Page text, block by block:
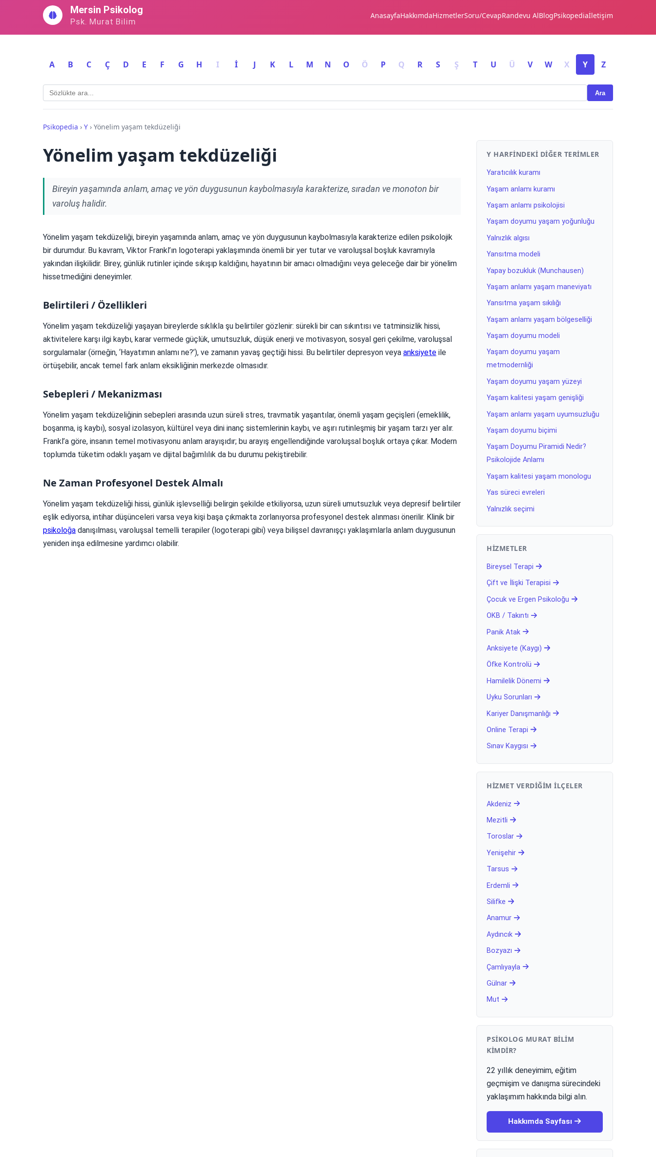
Mersin Psikolog
Psk. Murat Bilim
AnasayfaHakkımdaHizmetlerSoru/CevapRandevu AlBlogPsikopediaİletişim
A B C Ç D E F G H I İ J K L M N O Ö P Q R S Ş T U Ü V W X Y Z
Ara
Psikopedia › Y › Yönelim yaşam tekdüzeliği
Yönelim yaşam tekdüzeliği
Bireyin yaşamında anlam, amaç ve yön duygusunun kaybolmasıyla karakterize, sıradan ve monoton bir
varoluş halidir.
Yönelim yaşam tekdüzeliği, bireyin yaşamında anlam, amaç ve yön duygusunun kaybolmasıyla karakterize edilen psikolojik
bir durumdur. Bu kavram, Viktor Frankl’ın logoterapi yaklaşımında önemli bir yer tutar ve varoluşsal boşluk kavramıyla
yakından ilişkilidir. Birey, günlük rutinler içinde sıkışıp kaldığını, hayatının bir amacı olmadığını veya geleceğe dair bir yönelim
hissetmediğini deneyimler.
Belirtileri / Özellikleri
Yönelim yaşam tekdüzeliği yaşayan bireylerde sıklıkla şu belirtiler gözlenir: sürekli bir can sıkıntısı ve tatminsizlik hissi,
aktivitelere karşı ilgi kaybı, karar vermede güçlük, umutsuzluk, düşük enerji ve motivasyon, sosyal geri çekilme, varoluşsal
sorgulamalar (örneğin, ‘Hayatımın anlamı ne?’), ve zamanın yavaş geçtiği hissi. Bu belirtiler depresyon veya anksiyete ile
örtüşebilir, ancak temel fark anlam eksikliğinin merkezde olmasıdır.
Sebepleri / Mekanizması
Yönelim yaşam tekdüzeliğinin sebepleri arasında uzun süreli stres, travmatik yaşantılar, önemli yaşam geçişleri (emeklilik,
boşanma, iş kaybı), sosyal izolasyon, kültürel veya dini inanç sistemlerinin kaybı, ve aşırı rutinleşmiş bir yaşam tarzı yer alır.
Frankl’a göre, insanın temel motivasyonu anlam arayışıdır; bu arayış engellendiğinde varoluşsal boşluk ortaya çıkar. Modern
toplumda tüketim odaklı yaşam ve dijital bağımlılık da bu durumu pekiştirebilir.
Ne Zaman Profesyonel Destek Almalı
Yönelim yaşam tekdüzeliği hissi, günlük işlevselliği belirgin şekilde etkiliyorsa, uzun süreli umutsuzluk veya depresif belirtiler
eşlik ediyorsa, intihar düşünceleri varsa veya kişi başa çıkmakta zorlanıyorsa profesyonel destek alınması önerilir. Klinik bir
psikoloğa danışılması, varoluşsal temelli terapiler (logoterapi gibi) veya bilişsel davranışçı yaklaşımlarla anlam duygusunun
yeniden inşa edilmesine yardımcı olabilir.
Y HARFINDEKI DIĞER TERIMLER
Yaratıcılık kuramı
Yaşam anlamı kuramı
Yaşam anlamı psikolojisi
Yaşam doyumu yaşam yoğunluğu
Yalnızlık algısı
Yansıtma modeli
Yapay bozukluk (Munchausen)
Yaşam anlamı yaşam maneviyatı
Yansıtma yaşam sıkılığı
Yaşam anlamı yaşam bölgeselliği
Yaşam doyumu modeli
Yaşam doyumu yaşam
metmodernliği
Yaşam doyumu yaşam yüzeyi
Yaşam kalitesi yaşam genişliği
Yaşam anlamı yaşam uyumsuzluğu
Yaşam doyumu biçimi
Yaşam Doyumu Piramidi Nedir?
Psikolojide Anlamı
Yaşam kalitesi yaşam monologu
Yas süreci evreleri
Yalnızlık seçimi
HIZMETLER
Bireysel Terapi
Çift ve İlişki Terapisi
Çocuk ve Ergen Psikoloğu
OKB / Takıntı
Panik Atak
Anksiyete (Kaygı)
Öfke Kontrolü
Hamilelik Dönemi
Uyku Sorunları
Kariyer Danışmanlığı
Online Terapi
Sınav Kaygısı
HIZMET VERDIĞIM İLÇELER
Akdeniz
Mezitli
Toroslar
Yenişehir
Tarsus
Erdemli
Silifke
Anamur
Aydıncık
Bozyazı
Çamlıyayla
Gülnar
Mut
PSIKOLOG MURAT BILIM
KIMDIR?
22 yıllık deneyimim, eğitim
geçmişim ve danışma sürecindeki
yaklaşımım hakkında bilgi alın.
Hakkımda Sayfası